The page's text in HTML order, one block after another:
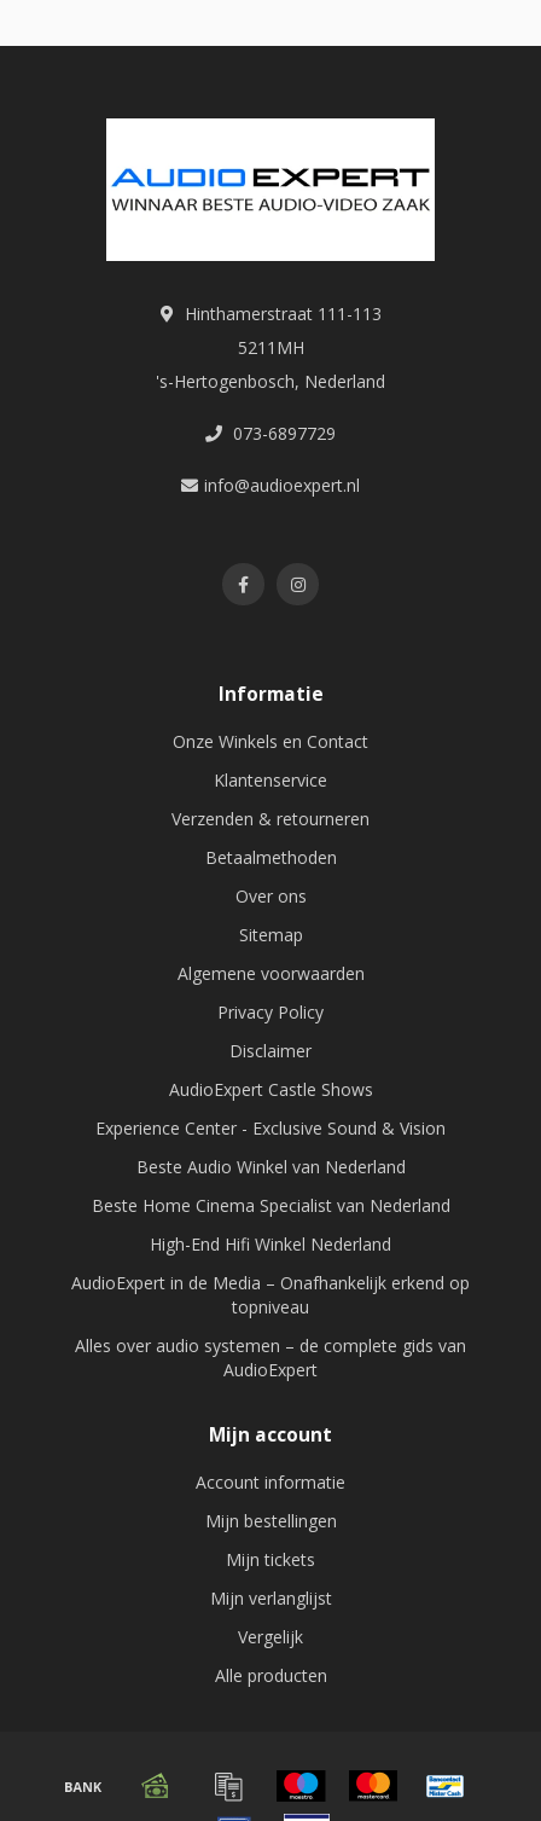
Hinthamerstraat 111-113
5211MH
's-Hertogenbosch, Nederland
073-6897729
info@audioexpert.nl
Informatie
Onze Winkels en Contact
Klantenservice
Verzenden & retourneren
Betaalmethoden
Over ons
Sitemap
Algemene voorwaarden
Privacy Policy
Disclaimer
AudioExpert Castle Shows
Experience Center - Exclusive Sound & Vision
Beste Audio Winkel van Nederland
Beste Home Cinema Specialist van Nederland
High-End Hifi Winkel Nederland
AudioExpert in de Media – Onafhankelijk erkend op
topniveau
Alles over audio systemen – de complete gids van
AudioExpert
Mijn account
Account informatie
Mijn bestellingen
Mijn tickets
Mijn verlanglijst
Vergelijk
Alle producten